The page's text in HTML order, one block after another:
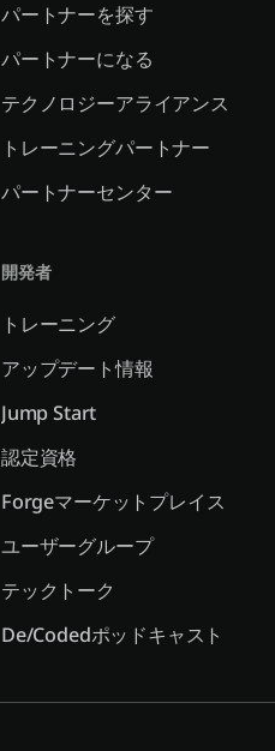
パートナーを探す
パートナーになる
テクノロジーアライアンス
トレーニングパートナー
パートナーセンター
開発者
トレーニング
アップデート情報
Jump Start
認定資格
Forgeマーケットプレイス
ユーザーグループ
テックトーク
De/Codedポッドキャスト